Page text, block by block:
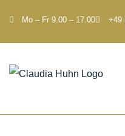
Mo – Fr 9.00 – 17.00 +49